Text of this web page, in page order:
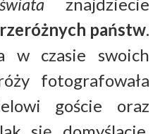
państw.
w czasie swoich
fotografowała
goście oraz